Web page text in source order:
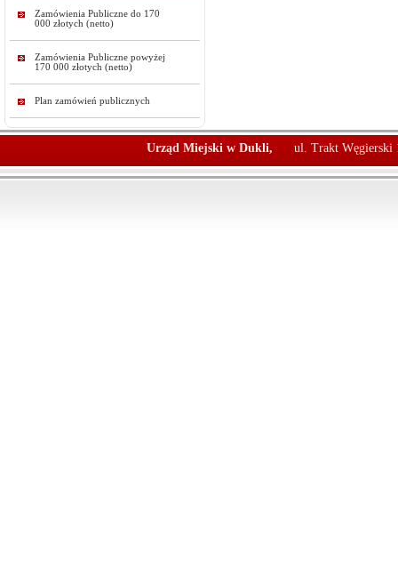
Zamówienia Publiczne do 170
000 złotych (netto)
Zamówienia Publiczne powyżej
170 000 złotych (netto)
Plan zamówień publicznych
Urząd Miejski w Dukli, ul. Trakt Węgierski